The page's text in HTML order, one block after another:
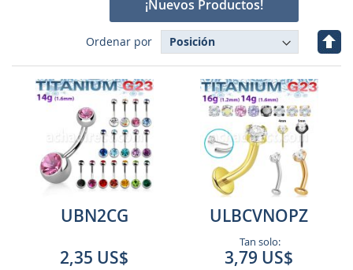
¡Nuevos Productos!
Ordenar por
Fijar
UBN2CG
2,35 US$
ULBCVNOPZ
Tan solo:
3,79 US$